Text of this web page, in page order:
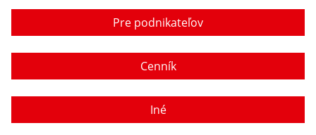
Pre podnikateľov
Cenník
Iné